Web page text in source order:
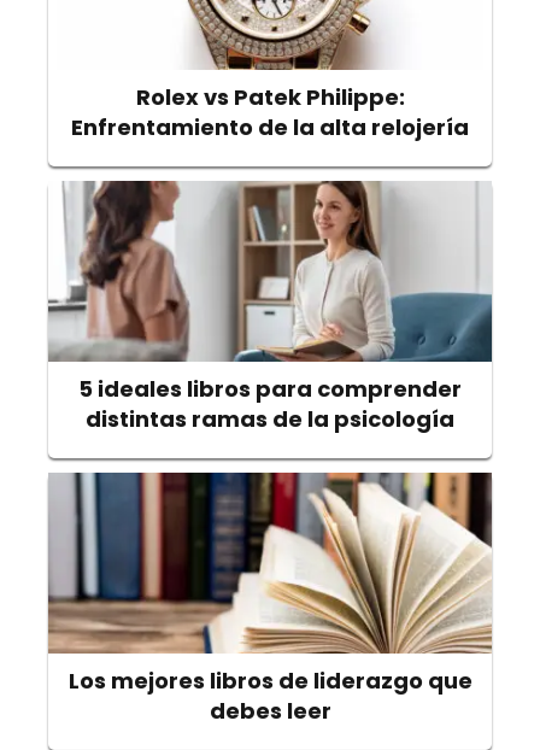
Rolex vs Patek Philippe:
Enfrentamiento de la alta relojería
5 ideales libros para comprender
distintas ramas de la psicología
Los mejores libros de liderazgo que
debes leer